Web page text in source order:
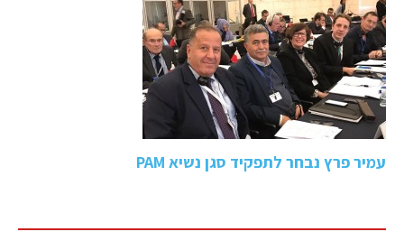
עמיר פרץ נבחר לתפקיד סגן נשיא PAM